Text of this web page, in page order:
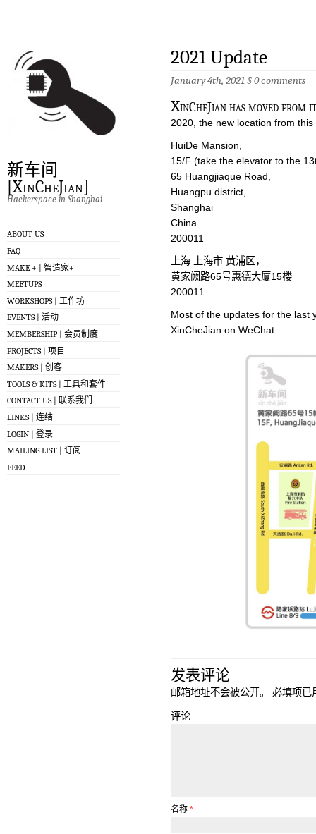
新车间
[XinCheJian]
Hackerspace in Shanghai
ABOUT US
FAQ
MAKE + | 智造家+
MEETUPS
WORKSHOPS | 工作坊
EVENTS | 活动
MEMBERSHIP | 会员制度
PROJECTS | 项目
MAKERS | 创客
TOOLS & KITS | 工具和套件
CONTACT US | 联系我们
LINKS | 连结
LOGIN | 登录
MAILING LIST | 订阅
FEED
2021 Update
January 4th, 2021§0 comments
XinCheJian has moved from
2020, the new location from
HuiDe Mansion,
15/F (take the elevator to the
65 Huangjiaque Road,
Huangpu district,
Shanghai
China
200011
上海 上海市 黄浦区，
黄家阙路65号惠德大厦15楼
200011
Most of the updates for the last
XinCheJian on WeChat
发表评论
邮箱地址不会被公开。 必填项已
评论
名称 *